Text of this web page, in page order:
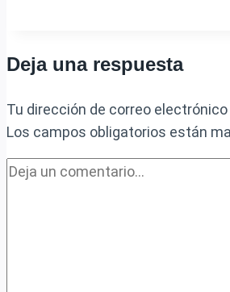
utilizar
glicerina
producida
en
el
Deja una respuesta
Tu dirección de correo
Los campos obligatorios están